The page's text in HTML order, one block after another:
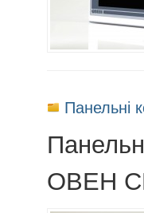
Панельні
ОВЕН